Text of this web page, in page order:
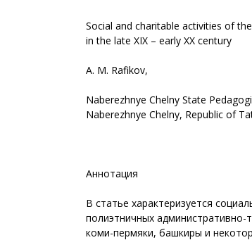
Social and charitable activities of
in the late XIX – early XX century
A. M. Rafikov,
Naberezhnye Chelny State
Naberezhnye Chelny, Republic of
Аннотация
В статье характеризуется
полиэтничных
коми-пермяки, башкиры и